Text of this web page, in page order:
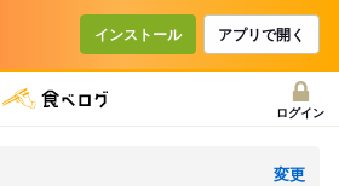
インストール アプリで開く
ログイン
変更